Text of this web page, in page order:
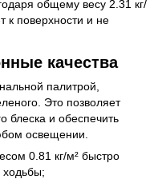
общему весу 2.31 кг/
к поверхности и не
качества
палитрой,
Это позволяет
блеска и обеспечить
освещении.
0.81 кг/м² быстро
ходьбы;